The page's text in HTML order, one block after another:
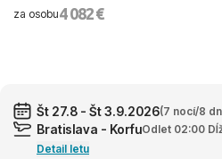
za osobu4 082 €
Št 27.8 - Št 3.9.2026(7 nocí/8
Bratislava - KorfuOdlet 02:00
Detail letu